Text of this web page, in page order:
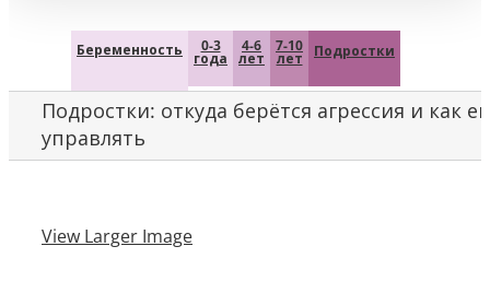
Беременность 0-3
года
4-6
лет
7-10
лет Подростки
Подростки: откуда берётся агрессия и как
управлять
View Larger Image